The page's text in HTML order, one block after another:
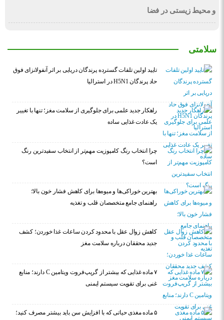
و محیط زیستی در فضا
سلامتی
تایید اولین تلفات گسترده پرندگان دریایی بر اثر آنفولانزای فوق
حاد پرندگان H5N1 در استرالیا
راهکار جدید علمی برای جلوگیری از سلامت مغز؛ تنها با تغییر
یک عادت غذایی ساده
چرا انتخاب رنگ کامپوزیت مهم‌تر از انتخاب سفیدترین رنگ
است؟
بهترین خوراکی‌ها و میوه‌ها برای کاهش فشار خون بالا؛
راهنمای جامع متخصصان قلب و تغذیه
کاهش زوال عقل با محدود کردن ساعات غذا خوردن؛ کشف
جدید محققان درباره سلامت مغز
۷ ماده غذایی که بیشتر از گریپ‌فروت ویتامین C دارند؛ منابع
غنی برای تقویت سیستم ایمنی
۵ ماده مغذی حیاتی که با افزایش سن باید بیشتر مصرف کنید؛